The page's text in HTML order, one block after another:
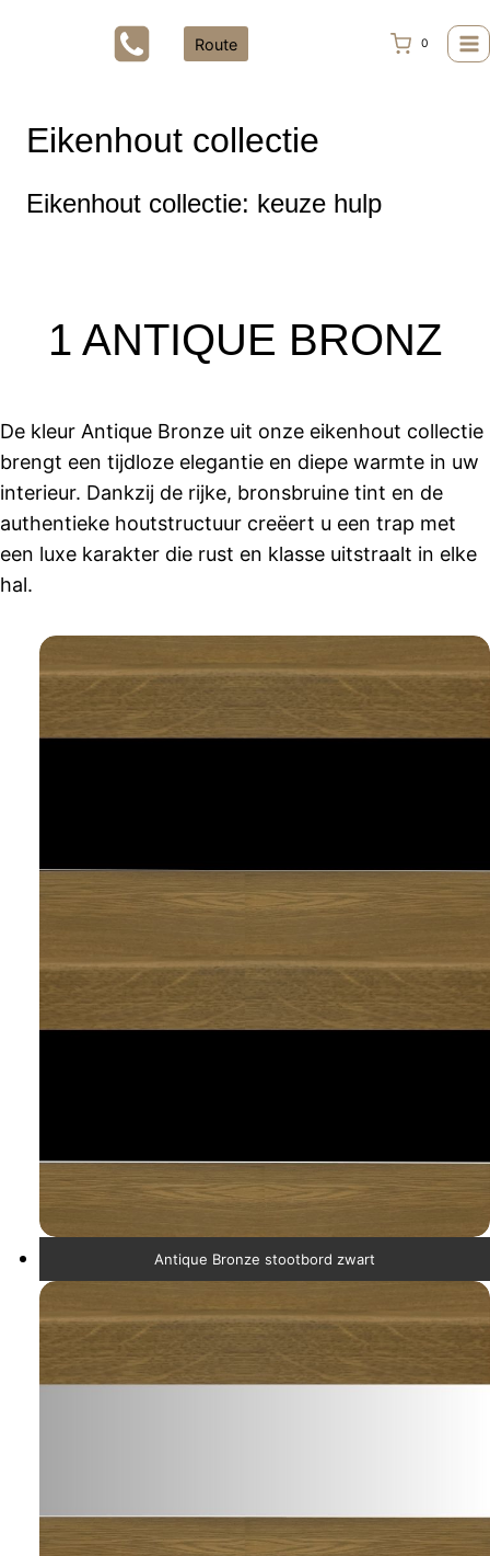
Route 0
Eikenhout collectie
Eikenhout collectie: keuze hulp
1 ANTIQUE BRONZ
De kleur Antique Bronze uit onze eikenhout collectie
brengt een tijdloze elegantie en diepe warmte in uw
interieur. Dankzij de rijke, bronsbruine tint en de
authentieke houtstructuur creëert u een trap met
een luxe karakter die rust en klasse uitstraalt in elke
hal.
Antique Bronze stootbord zwart